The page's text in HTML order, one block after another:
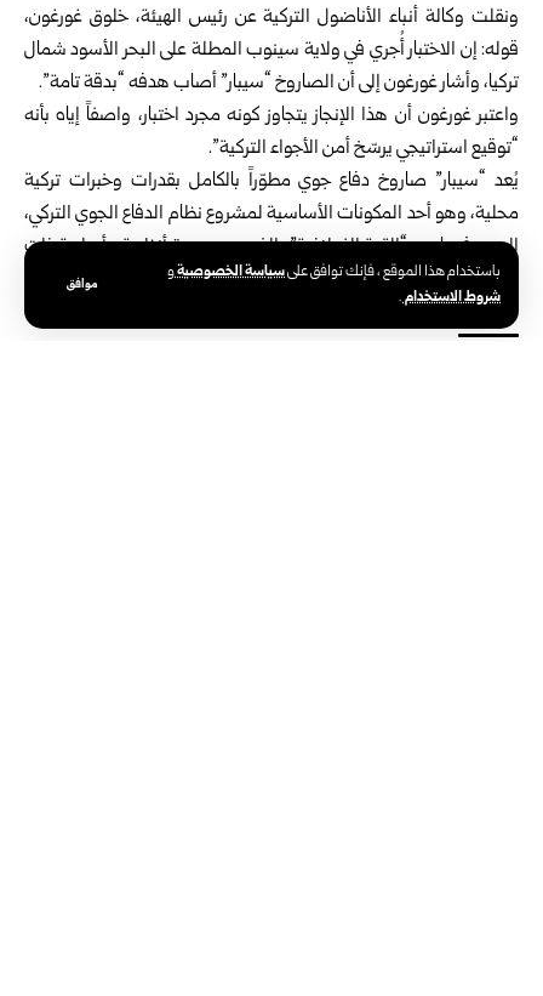
باستخدام هذا الموقع ، فإنك توافق علىسياسة الخصوصيةو
شروط الاستخدام.
موافق
ونقلت وكالة أنباء الأناضول التركية عن رئيس الهيئة، خلوق غورغون،
قوله: إن الاختبار أُجري في ولاية سينوب المطلة على البحر الأسود شمال
تركيا، وأشار غورغون إلى أن الصاروخ “سيبار” أصاب هدفه “بدقة تامة”.
واعتبر غورغون أن هذا الإنجاز يتجاوز كونه مجرد اختبار، واصفاً إياه بأنه
“توقيع استراتيجي يرسّخ أمن الأجواء التركية”.
يُعد “سيبار” صاروخ دفاع جوي مطوّراً بالكامل بقدرات وخبرات تركية
محلية، وهو أحد المكونات الأساسية لمشروع نظام الدفاع الجوي التركي،
المعروف باسم “القبة الفولاذية”، الذي يضم عدة أنظمة وأسلحة ذات
ميزات وقوى مختلفة.